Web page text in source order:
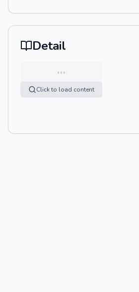
Detail
…
Click to load content